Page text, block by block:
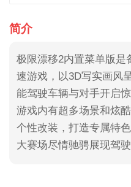
简介
极限漂移2内置菜单版是
速游戏，以3D写实画风
能驾驶车辆与对手开启
游戏内有超多场景和炫
个性改装，打造专属特
大赛场尽情驰骋展现驾驶